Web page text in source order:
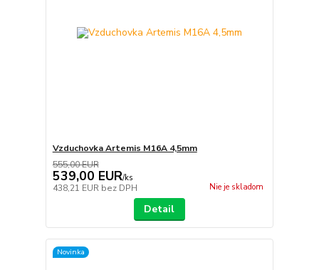
Vzduchovka Artemis M16A 4,5mm
555,00 EUR
539,00 EUR/ks
438,21 EUR bez DPH Nie je skladom
Detail
Novinka